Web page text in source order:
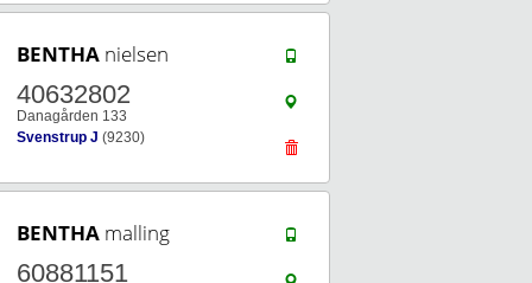
BENTHA nielsen
40632802
Danagården 133
Svenstrup J (9230)
BENTHA malling
60881151